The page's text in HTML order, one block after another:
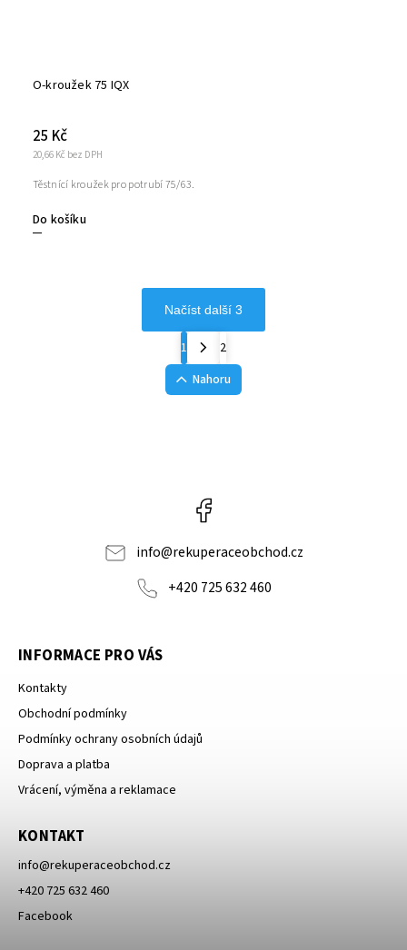
O-kroužek 75 IQX
20,66 Kč bez DPH
25 Kč
Do košíku
Těstnící kroužek pro potrubí 75/63.
Načíst další 3
1
2
Nahoru
info@rekuperaceobchod.cz
+420 725 632 460
INFORMACE PRO VÁS
Kontakty
Obchodní podmínky
Podmínky ochrany osobních údajů
Doprava a platba
Vrácení, výměna a reklamace
KONTAKT
info@rekuperaceobchod.cz
+420 725 632 460
Facebook